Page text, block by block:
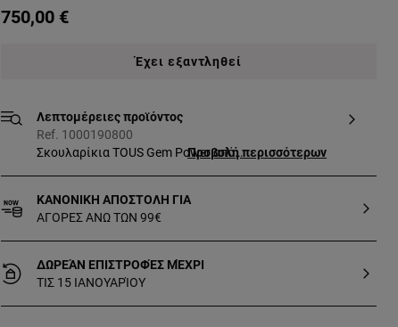
750,00 €
Έχει εξαντληθεί
Λεπτομέρειες προϊόντος
Ref. 1000190800
Σκουλαρίκια TOUS Gem Power από
κούμπωμα push back. Μέγεθος: 1,39 cm.
Προβολή περισσότερων
ΚΑΝΟΝΙΚΗ ΑΠΟΣΤΟΛΗ ΓΙΑ
ΑΓΟΡΕΣ ΑΝΩ ΤΩΝ 99€
ΔΩΡΕΆΝ ΕΠΙΣΤΡΟΦΈΣ ΜΈΧΡΙ
ΤΙΣ 15 ΙΑΝΟΥΑΡΊΟΥ